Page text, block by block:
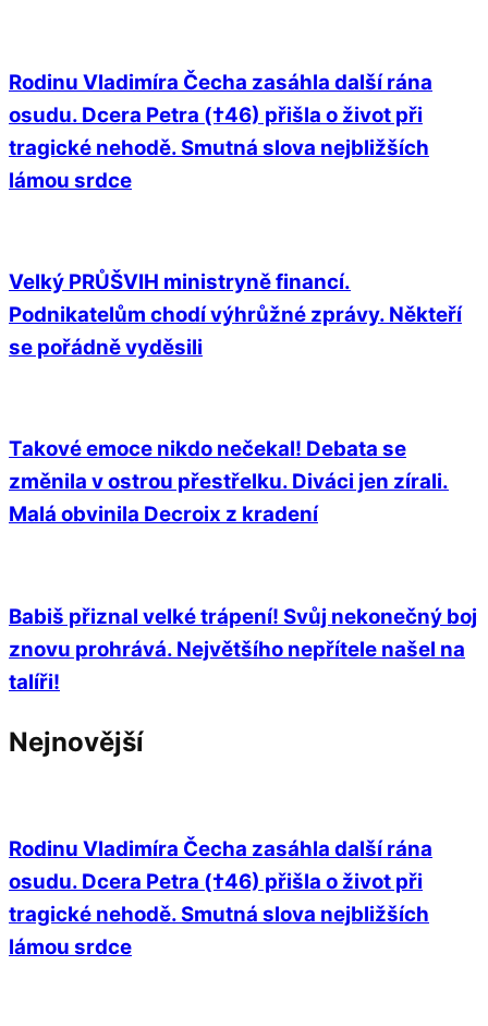
Rodinu Vladimíra Čecha zasáhla další rána
osudu. Dcera Petra (†46) přišla o život při
tragické nehodě. Smutná slova nejbližších
lámou srdce
Velký PRŮŠVIH ministryně financí.
Podnikatelům chodí výhrůžné zprávy. Někteří
se pořádně vyděsili
Takové emoce nikdo nečekal! Debata se
změnila v ostrou přestřelku. Diváci jen zírali.
Malá obvinila Decroix z kradení
Babiš přiznal velké trápení! Svůj nekonečný boj
znovu prohrává. Největšího nepřítele našel na
talíři!
Nejnovější
Rodinu Vladimíra Čecha zasáhla další rána
osudu. Dcera Petra (†46) přišla o život při
tragické nehodě. Smutná slova nejbližších
lámou srdce